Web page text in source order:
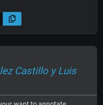
Castillo y Luis